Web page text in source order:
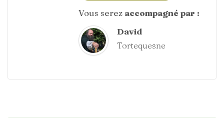
Vous serez accompagné par :
David
Tortequesne